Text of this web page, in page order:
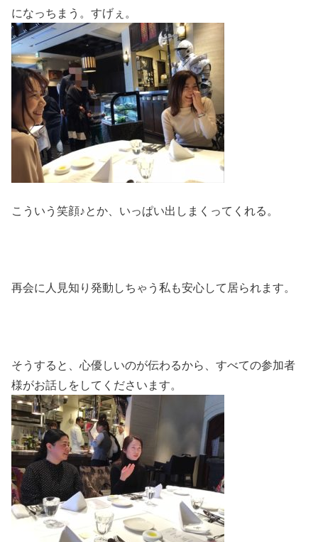
になっちまう。すげぇ。
こういう笑顔♪とか、いっぱい出しまくってくれる。
再会に人見知り発動しちゃう私も安心して居られます。
そうすると、心優しいのが伝わるから、すべての参加者
様がお話しをしてくださいます。